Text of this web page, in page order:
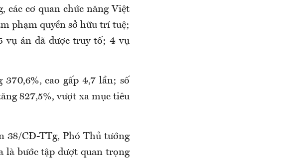
các cơ quan chức năng Việt
phạm quyền sở hữu trí tuệ;
vụ án đã được truy tố; 4 vụ
cao gấp 4,7 lần; số
827,5%, vượt xa mục tiêu
38/CĐ-TTg, Phó Thủ tướng
là bước tập dượt quan trọng